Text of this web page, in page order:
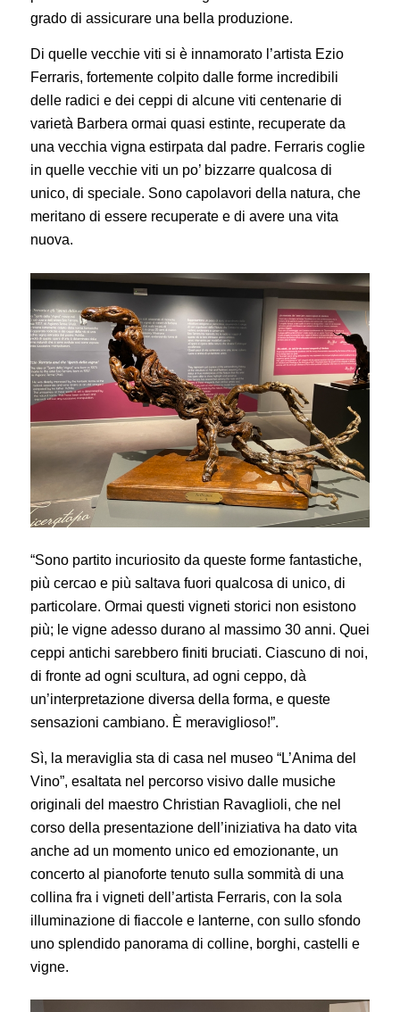
grado di assicurare una bella produzione.
Di quelle vecchie viti si è innamorato l’artista Ezio
Ferraris, fortemente colpito dalle forme incredibili
delle radici e dei ceppi di alcune viti centenarie di
varietà Barbera ormai quasi estinte, recuperate da
una vecchia vigna estirpata dal padre. Ferraris coglie
in quelle vecchie viti un po’ bizzarre qualcosa di
unico, di speciale. Sono capolavori della natura, che
meritano di essere recuperate e di avere una vita
nuova.
“Sono partito incuriosito da queste forme fantastiche,
più cercao e più saltava fuori qualcosa di unico, di
particolare. Ormai questi vigneti storici non esistono
più; le vigne adesso durano al massimo 30 anni. Quei
ceppi antichi sarebbero finiti bruciati. Ciascuno di noi,
di fronte ad ogni scultura, ad ogni ceppo, dà
un’interpretazione diversa della forma, e queste
sensazioni cambiano. È meraviglioso!”.
Sì, la meraviglia sta di casa nel museo “L’Anima del
Vino”, esaltata nel percorso visivo dalle musiche
originali del maestro Christian Ravaglioli, che nel
corso della presentazione dell’iniziativa ha dato vita
anche ad un momento unico ed emozionante, un
concerto al pianoforte tenuto sulla sommità di una
collina fra i vigneti dell’artista Ferraris, con la sola
illuminazione di fiaccole e lanterne, con sullo sfondo
uno splendido panorama di colline, borghi, castelli e
vigne.